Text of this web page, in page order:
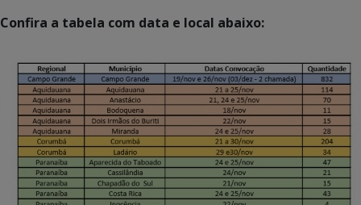
Confira a tabela com data e local abaixo: